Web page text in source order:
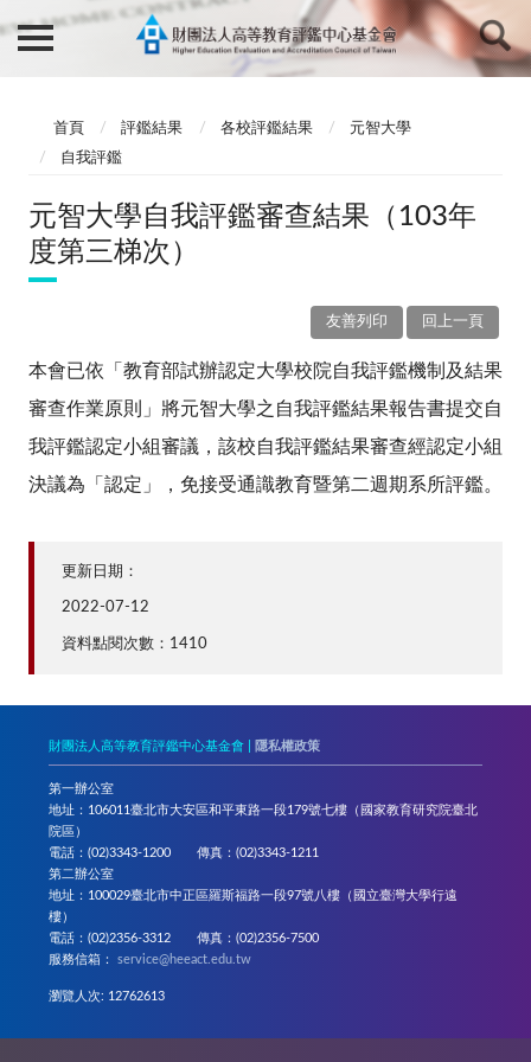
首頁 評鑑結果 各校評鑑結果
元智大學
自我評鑑
元智大學自我評鑑審查結果（103年
度第三梯次）
回上一頁
友善列印
本會已依「教育部試辦認定大學校院自我評鑑機制及結果
審查作業原則」將元智大學之自我評鑑結果報告書提交自
我評鑑認定小組審議，該校自我評鑑結果審查經認定小組
決議為「認定」，免接受通識教育暨第二週期系所評鑑。
更新日期：
2022-07-12
資料點閱次數：1410
財團法人高等教育評鑑中心基金會 | 隱私權政策
第一辦公室
地址：106011臺北市大安區和平東路一段179號七樓（國家教育研究院臺北
院區）
電話：(02)3343-1200 傳真：(02)3343-1211
第二辦公室
地址：100029臺北市中正區羅斯福路一段97號八樓（國立臺灣大學行遠
樓）
電話：(02)2356-3312 傳真：(02)2356-7500
服務信箱：service@heeact.edu.tw
瀏覽人次: 12762613